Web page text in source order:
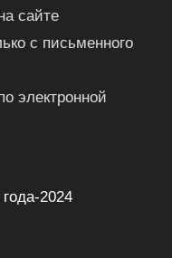
сайте
с письменного
электронной
2024